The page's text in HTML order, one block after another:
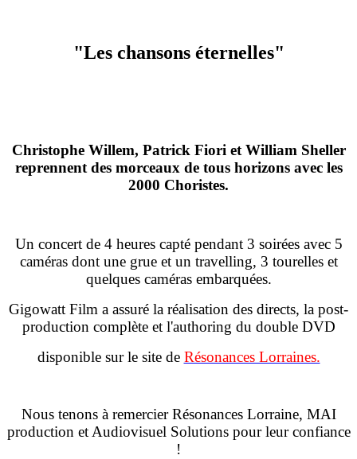
"Les chansons éternelles"
Christophe Willem, Patrick Fiori et William Sheller
reprennent des morceaux de tous horizons avec les
2000 Choristes.
Un concert de 4 heures capté pendant 3 soirées avec 5
caméras dont une grue et un travelling, 3 tourelles et
quelques caméras embarquées.
Gigowatt Film a assuré la réalisation des directs, la post-
production complète et l'authoring du double DVD
disponible sur le site de Résonances Lorraines.
Nous tenons à remercier Résonances Lorraine, MAI
production et Audiovisuel Solutions pour leur confiance
!